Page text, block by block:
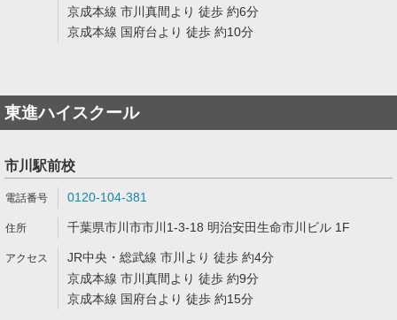
京成本線 市川真間より 徒歩 約6分
京成本線 国府台より 徒歩 約10分
東進ハイスクール
市川駅前校
0120-104-381
千葉県市川市市川1-3-18 明治安田生命市川ビル 1F
JR中央・総武線 市川より 徒歩 約4分
京成本線 市川真間より 徒歩 約9分
京成本線 国府台より 徒歩 約15分